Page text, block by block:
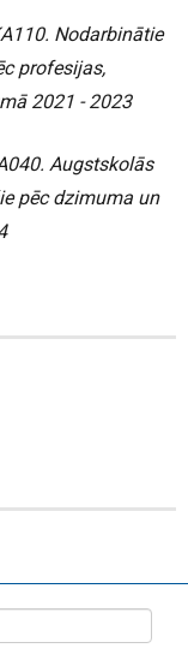
Nodarbinātie
profesijas,
2021 - 2023
Augstskolās
pēc dzimuma un